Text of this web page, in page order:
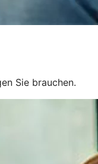
Sie brauchen.